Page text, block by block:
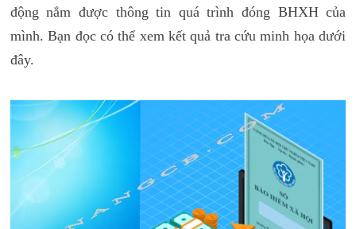
động nắm được thông tin quá trình đóng BHXH của
mình. Bạn đọc có thể xem kết quả tra cứu minh họa dưới
đây.